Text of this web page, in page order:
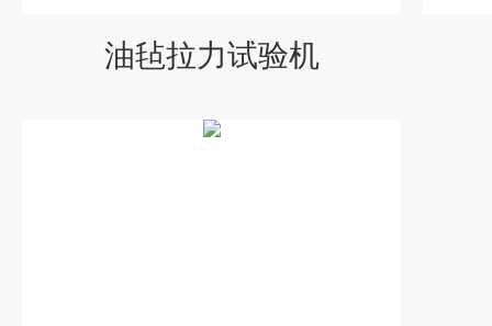
油毡拉力试验机